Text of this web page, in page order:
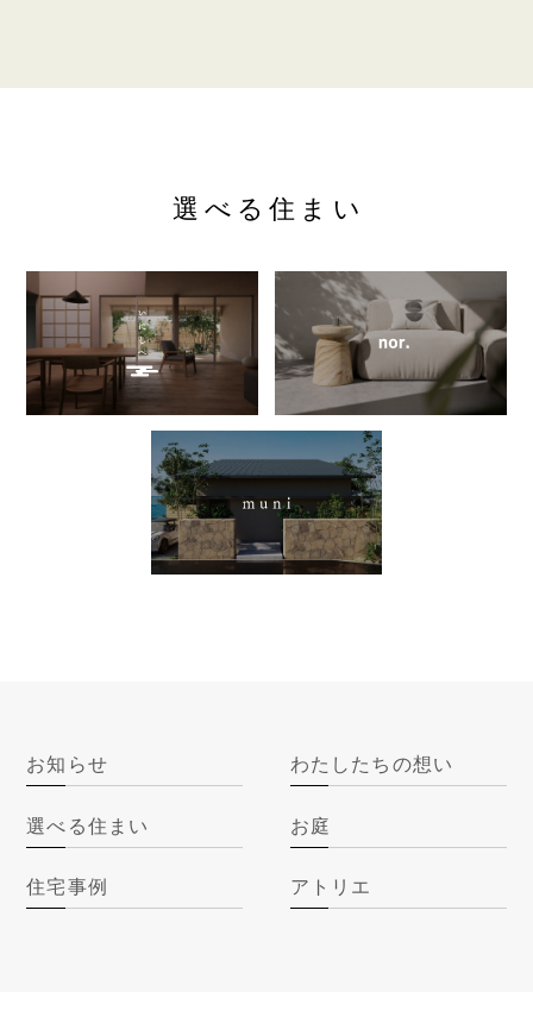
選べる住まい
お知らせ わたしたちの想い
選べる住まい お庭
住宅事例 アトリエ